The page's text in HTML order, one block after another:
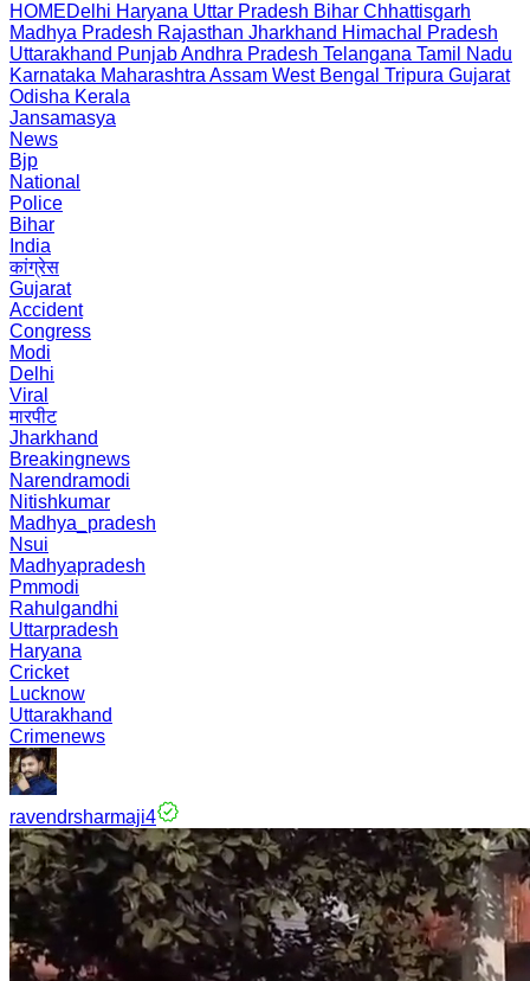
HOMEDelhi Haryana Uttar Pradesh Bihar Chhattisgarh
Madhya Pradesh Rajasthan Jharkhand Himachal Pradesh
Uttarakhand PunjabAndhra Pradesh Telangana Tamil Nadu
Karnataka Maharashtra Assam West Bengal Tripura Gujarat
Odisha Kerala
Jansamasya
News
Bjp
National
Police
Bihar
India
कांग्रेस
Gujarat
Accident
Congress
Modi
Delhi
Viral
मारपीट
Jharkhand
Breakingnews
Narendramodi
Nitishkumar
Madhya_pradesh
Nsui
Madhyapradesh
Pmmodi
Rahulgandhi
Uttarpradesh
Haryana
Cricket
Lucknow
Uttarakhand
Crimenews
ravendrsharmaji4